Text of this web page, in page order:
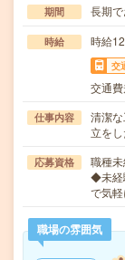
期間 長期
時給 時給
交
交通
仕事内容
清潔
立を
応募資格
職種
◆未経
で気
職場の雰囲気